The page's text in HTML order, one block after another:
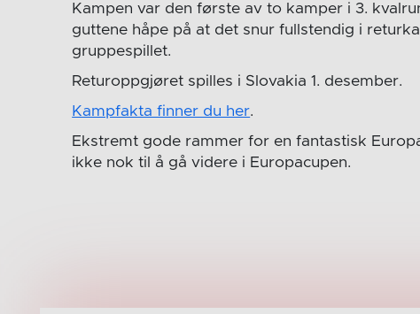
Kampen var den første av to kamper i 3.
guttene håpe på at det snur fullstendig i
gruppespillet.
Returoppgjøret spilles i Slovakia 1. desember.
Kampfakta finner du her.
Ekstremt gode rammer for en fantastisk
ikke nok til å gå videre i Europacupen.